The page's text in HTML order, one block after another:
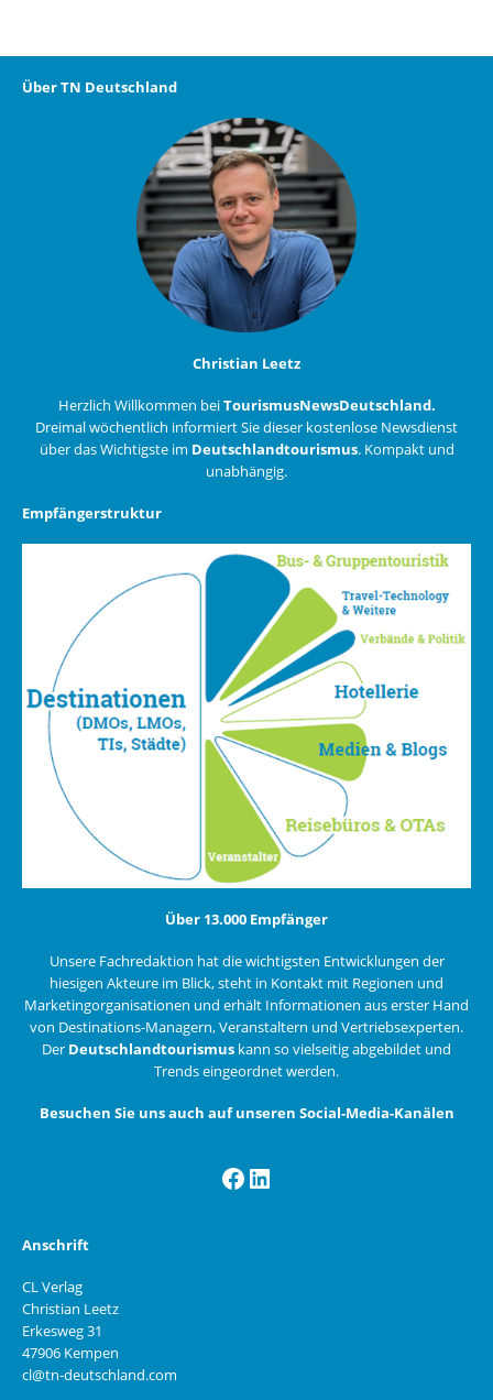
Über TN Deutschland
Christian Leetz
Herzlich Willkommen beiTourismusNewsDeutschland.
Dreimal wöchentlich informiert Sie dieser kostenlose Newsdienst
über das Wichtigste im Deutschlandtourismus. Kompakt und
unabhängig.
Empfängerstruktur
Über 13.000 Empfänger
Unsere Fachredaktion hat die wichtigsten Entwicklungen der
hiesigen Akteure im Blick, steht in Kontakt mit Regionen und
Marketingorganisationen und erhält Informationen aus erster Hand
von Destinations-Managern, Veranstaltern und Vertriebsexperten.
Der Deutschlandtourismus kann so vielseitig abgebildet und
Trends eingeordnet werden.
Besuchen Sie uns auch auf unseren Social-Media-Kanälen
Facebook
LinkedIn
Anschrift
CL Verlag
Christian Leetz
Erkesweg 31
47906 Kempen
cl@tn-deutschland.com